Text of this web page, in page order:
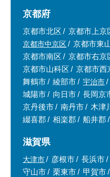
京都府
京都市北区 京都市上京
京都市中京区
京都市東
京都市南区
京都市右京
京都市山科区
京都市西
舞鶴市
綾部市 宇治市
城陽市
向日市 長岡京
京丹後市
南丹市 木津
綴喜郡
相楽郡 船井郡
滋賀県
大津市 彦根市 長浜市
守山市
栗東市 甲賀市